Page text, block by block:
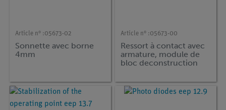
Article n° :05673-02
Sonnette avec borne
4mm
Article n° :05673-00
Ressort à contact avec
armature, module de
bloc deconstruction